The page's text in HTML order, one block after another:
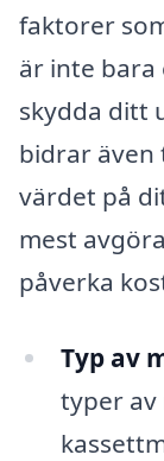
faktorer
är inte
skydda ditt
bidrar
värdet på
mest
påverka
Typ av
typer av